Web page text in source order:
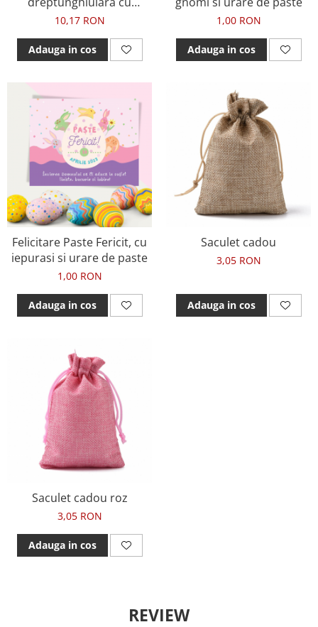
trandafir
10,17 RON
Adauga in cos
1,00 RON
Adauga in cos
Felicitare Paste Fericit, cu
iepurasi si urare de paste
1,00 RON
Adauga in cos
Saculet cadou
3,05 RON
Adauga in cos
Saculet cadou roz
3,05 RON
Adauga in cos
REVIEW